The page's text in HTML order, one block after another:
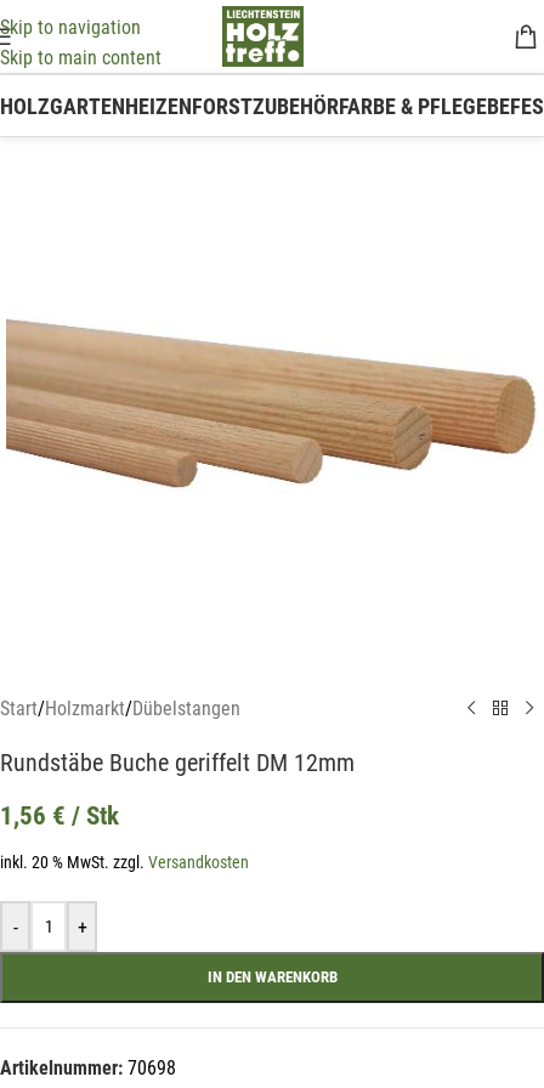
Skip to navigation
Skip to main content
HOLZGARTENHEIZENFORSTZUBEHÖRFARBE & PFLEGE
Start/Holzmarkt/Dübelstangen
Rundstäbe Buche geriffelt DM 12mm
1,56 € / Stk
inkl. 20 % MwSt. zzgl. Versandkosten
- +
IN DEN WARENKORB
Artikelnummer: 70698
Mit unserem Newsletter sind Sie
immer top-informiert über